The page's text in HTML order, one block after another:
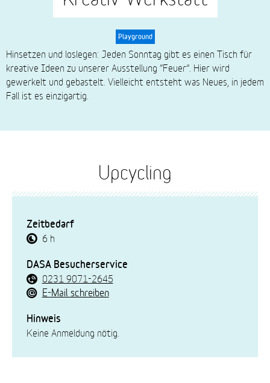
Playground
subtitle
Hinsetzen und loslegen: Jeden Sonntag gibt es einen Tisch für
kreative Ideen zu unserer Ausstellung “Feuer”. Hier wird
gewerkelt und gebastelt. Vielleicht entsteht was Neues, in jedem
Fall ist es einzigartig.
Upcycling
Zeitbedarf
6 h
DASA Besucherservice
0231 9071-2645
E-Mail schreiben
Hinweis
Keine Anmeldung nötig.